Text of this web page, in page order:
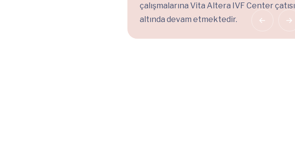
çalışmalarına Vita Altera IVF Center çatısı
altında devam etmektedir.